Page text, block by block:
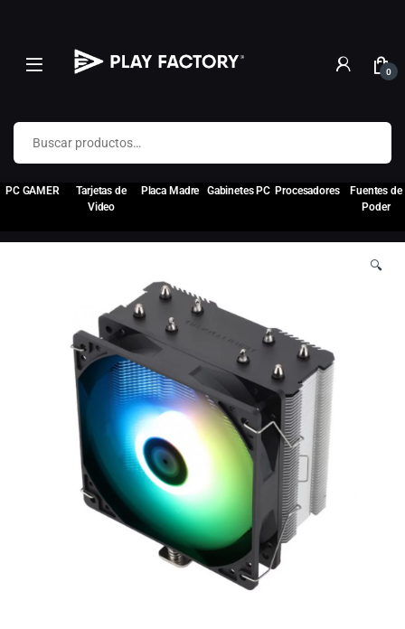
0
Buscar por:
PC GAMER
Tarjetas de
Video
Placa Madre Gabinetes PC Procesadores
Fuentes de
Poder
🔍